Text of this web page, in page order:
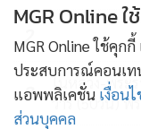
2
3
ในหลวง-พระ
วาร (50วัน) พ
MGR Online
MGR Online ใช้คุก
ประสบการณ์คอนเ
แอพพลิเคชั่น เงื่อน
ส่วนบุคคล